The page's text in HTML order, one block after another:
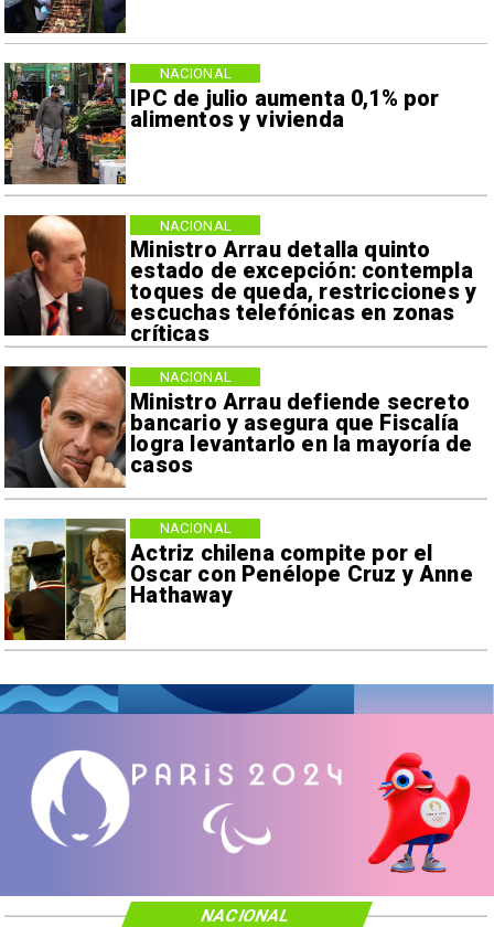
IPC de julio aumenta 0,1% por
alimentos y vivienda
NACIONAL
Ministro Arrau detalla quinto
estado de excepción: contempla
toques de queda, restricciones y
escuchas telefónicas en zonas
críticas
NACIONAL
Ministro Arrau defiende secreto
bancario y asegura que Fiscalía
logra levantarlo en la mayoría de
casos
NACIONAL
Actriz chilena compite por el
Oscar con Penélope Cruz y Anne
Hathaway
NACIONAL
NACIONAL